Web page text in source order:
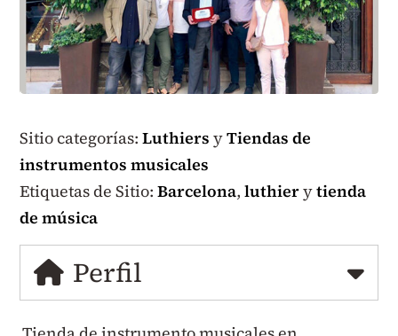
Sitio categorías:Luthiers yTiendas de
instrumentos musicales
Etiquetas de Sitio:Barcelona,luthierytienda
de música
Perfil